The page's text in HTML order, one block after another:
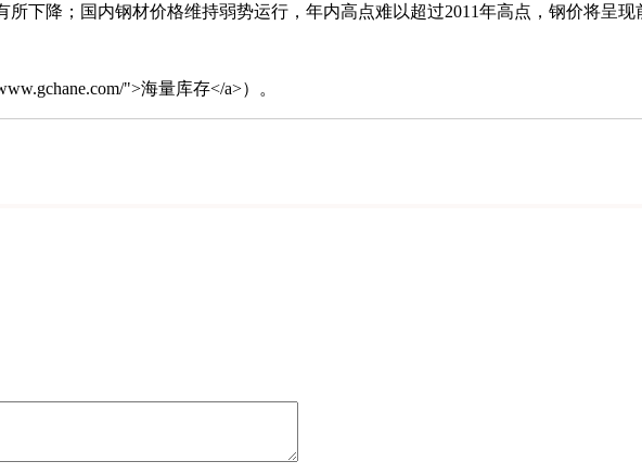
下降；国内钢材价格维持弱势运行，年内高点难以超过2011年高点，钢价将呈现
">海量库存</a>）。